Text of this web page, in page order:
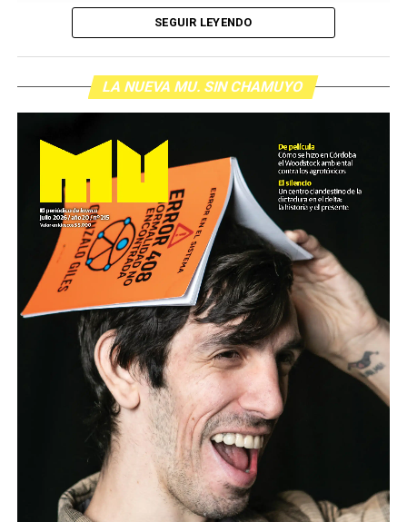
SEGUIR LEYENDO
LA NUEVA MU. SIN CHAMUYO